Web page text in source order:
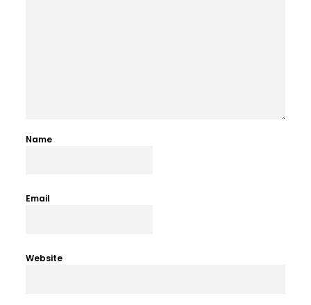
Name
Email
Website